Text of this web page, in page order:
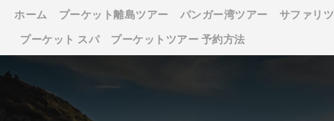
ホーム プーケット離島ツアー パンガー湾ツアー サファリ
プーケット スパ
プーケットツアー 予約方法